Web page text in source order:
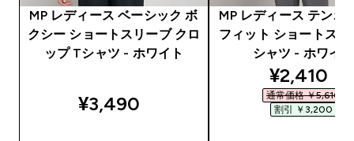
MP レディース ベーシック ボ
クシー ショートスリーブ クロ
ップ Tシャツ - ホワイト
¥3,490‎
MP レディース テンポ
フィット ショートスリ
シャツ - ホワイト
¥2,410‎
通常価格 ￥5,610‎
割引 ￥3,200‎